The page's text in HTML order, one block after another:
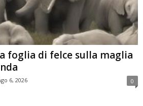
foglia di felce sulla maglia
6, 2026 0